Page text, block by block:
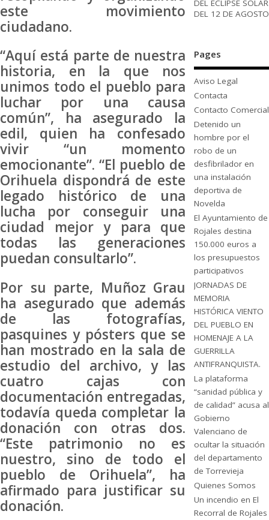
este movimiento
ciudadano.
“Aquí está parte de nuestra
historia, en la que nos
unimos todo el pueblo para
luchar por una causa
común”, ha asegurado la
edil, quien ha confesado
vivir “un momento
emocionante”. “El pueblo de
Orihuela dispondrá de este
legado histórico de una
lucha por conseguir una
ciudad mejor y para que
todas las generaciones
puedan consultarlo”.
Por su parte, Muñoz Grau
ha asegurado que además
de las fotografías,
pasquines y pósters que se
han mostrado en la sala de
estudio del archivo, y las
cuatro cajas con
documentación entregadas,
todavía queda completar la
donación con otras dos.
“Este patrimonio no es
nuestro, sino de todo el
pueblo de Orihuela”, ha
afirmado para justificar su
donación.
DEL ECLIPSE SOLAR
DEL 12 DE AGOSTO
Pages
Aviso Legal
Contacta
Contacto Comercial
Detenido un
hombre por el
robo de un
desfibrilador en
una instalación
deportiva de
Novelda
El Ayuntamiento de
Rojales destina
150.000 euros a
los presupuestos
participativos
JORNADAS DE
MEMORIA
HISTÓRICA VIENTO
DEL PUEBLO EN
HOMENAJE A LA
GUERRILLA
ANTIFRANQUISTA.
La plataforma
“sanidad pública y
de calidad” acusa al
Gobierno
Valenciano de
ocultar la situación
del departamento
de Torrevieja
Quienes Somos
Un incendio en El
Recorral de Rojales